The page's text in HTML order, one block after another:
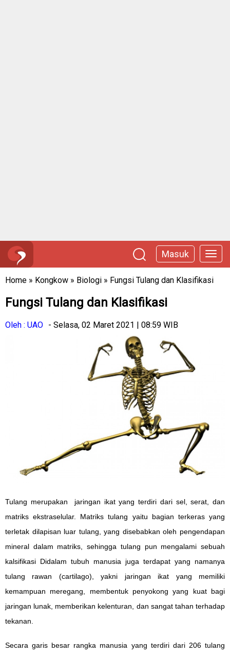
Masuk
Home » Kongkow » Biologi » Fungsi Tulang dan Klasifikasi
Fungsi Tulang dan Klasifikasi
Oleh : UAO - Selasa, 02 Maret 2021 | 08:59 WIB
Tulang merupakan jaringan ikat yang terdiri dari sel, serat, dan
matriks ekstraselular. Matriks tulang yaitu bagian terkeras yang
terletak dilapisan luar tulang, yang disebabkan oleh pengendapan
mineral dalam matriks, sehingga tulang pun mengalami sebuah
kalsifikasi Didalam tubuh manusia juga terdapat yang namanya
tulang rawan (cartilago), yakni jaringan ikat yang memiliki
kemampuan meregang, membentuk penyokong yang kuat bagi
jaringan lunak, memberikan kelenturan, dan sangat tahan terhadap
tekanan.
Secara garis besar rangka manusia yang terdiri dari 206 tulang